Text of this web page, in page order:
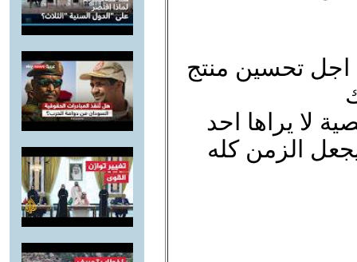
تحسين منتج
لا يراها احد
الزمن كله